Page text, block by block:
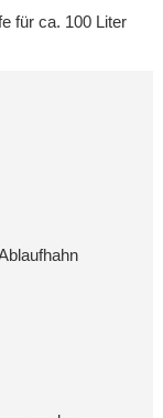
für ca. 100 Liter